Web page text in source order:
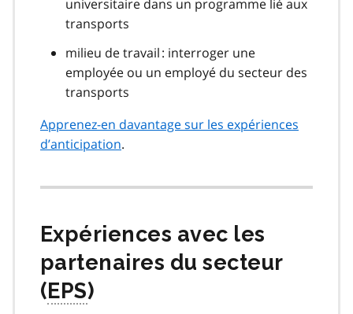
universitaire dans un programme lié aux
transports
milieu de travail : interroger une
employée ou un employé du secteur des
transports
Apprenez-en davantage sur les expériences
d’anticipation.
Expériences avec les
partenaires du secteur
(EPS)